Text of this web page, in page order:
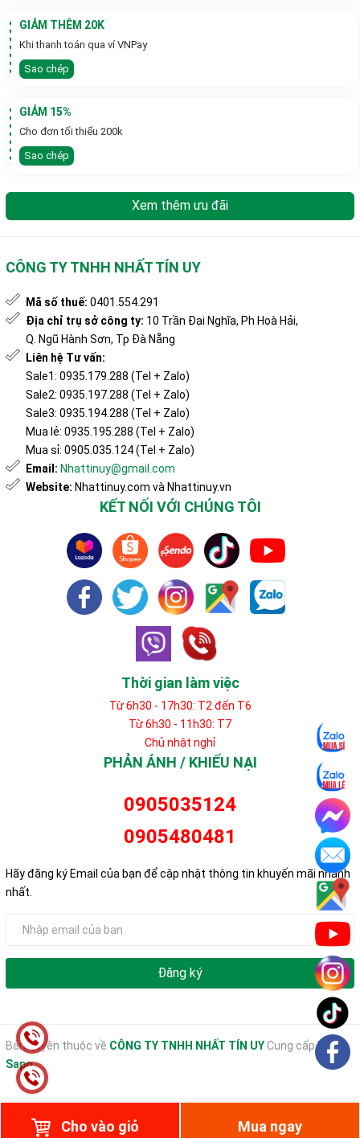
Cho vào giỏ Mua ngay
GIẢM THÊM 20K
Khi thanh toán qua ví VNPay
Sao chép
GIẢM 15%
Cho đơn tối thiểu 200k
Sao chép
Xem thêm ưu đãi
CÔNG TY TNHH NHẤT TÍN UY
Mã số thuế: 0401.554.291
Địa chỉ trụ sở công ty: 10 Trần Đại Nghĩa, Ph Hoà Hải,
Q. Ngũ Hành Sơn, Tp Đà Nẵng
Liên hệ Tư vấn:
Sale1: 0935.179.288 (Tel + Zalo)
Sale2: 0935.197.288 (Tel + Zalo)
Sale3: 0935.194.288 (Tel + Zalo)
Mua lẻ: 0935.195.288 (Tel + Zalo)
Mua sỉ: 0905.035.124 (Tel + Zalo)
Email: Nhattinuy@gmail.com
Website: Nhattinuy.com và Nhattinuy.vn
KẾT NỐI VỚI CHÚNG TÔI
Thời gian làm việc
Từ 6h30 - 17h30: T2 đến T6
Từ 6h30 - 11h30: T7
Chủ nhật nghỉ
PHẢN ÁNH / KHIẾU NẠI
0905035124
0905480481
Hãy đăng ký Email của bạn để cập nhật thông tin khuyến mãi nhanh
nhất.
Đăng ký
Bản quyền thuộc về CÔNG TY TNHH NHẤT TÍN UYCung cấp bởi
Sapo